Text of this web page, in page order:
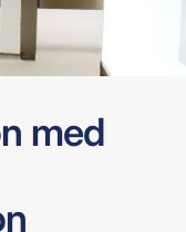
med